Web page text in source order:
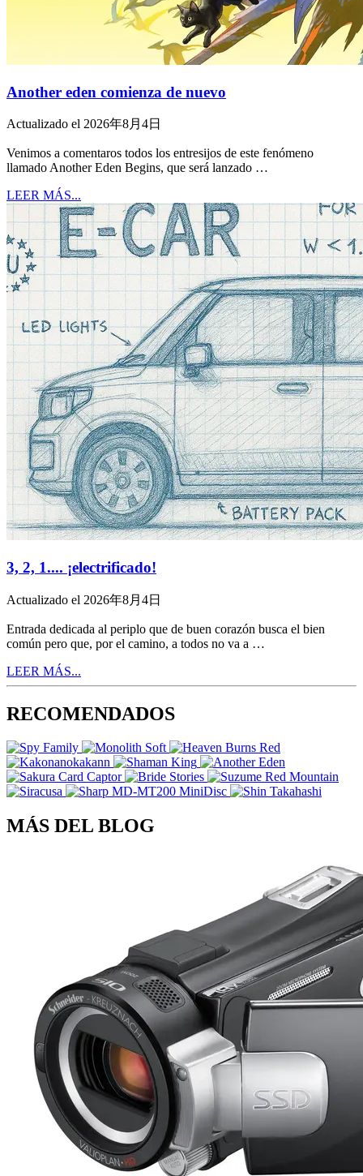
Another eden comienza de nuevo
Actualizado el 2026年8月4日
Venimos a comentaros todos los entresijos de este fenómeno
llamado Another Eden Begins, que será lanzado …
LEER MÁS...
3, 2, 1.... ¡electrificado!
Actualizado el 2026年8月4日
Entrada dedicada al periplo que de buen corazón busca el bien
común pero que, por el camino, a todos no va a …
LEER MÁS...
RECOMENDADOS
MÁS DEL BLOG